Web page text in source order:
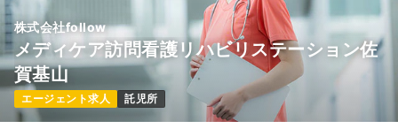
株式会社follow
メディケア訪問看護リハビリステーション佐
賀基山
エージェント求人 託児所